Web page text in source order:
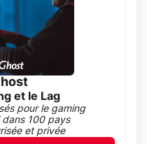
et le Lag
pour le gaming
dans 100 pays
et privée